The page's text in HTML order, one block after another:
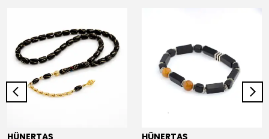
HÜNERTAŞ HÜNERTAŞ